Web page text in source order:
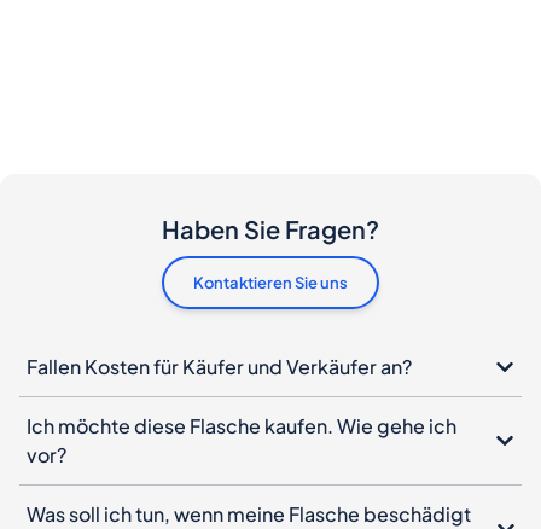
Haben Sie Fragen?
Kontaktieren Sie uns
Fallen Kosten für Käufer und Verkäufer an?
Ich möchte diese Flasche kaufen. Wie gehe ich
vor?
Was soll ich tun, wenn meine Flasche beschädigt